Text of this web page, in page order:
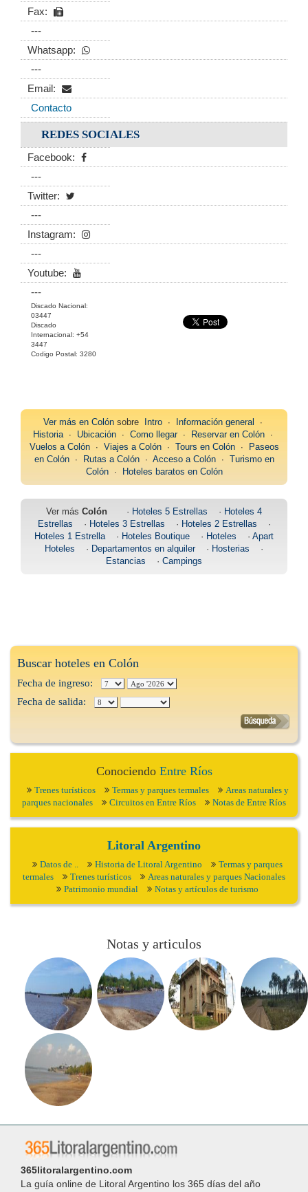
Fax:
---
Whatsapp:
---
Email:
Contacto
REDES SOCIALES
Facebook:
---
Twitter:
---
Instagram:
---
Youtube:
---
Discado Nacional:
03447
Discado
Internacional: +54
3447
Codigo Postal: 3280
Ver más en Colónsobre Intro∙ Información general ∙
Historia∙ Ubicación∙ Como llegar∙ Reservar en Colón∙
Vuelos a Colón∙ Viajes a Colón∙ Tours en Colón∙
Paseos
en Colón∙ Rutas a Colón∙ Acceso a Colón∙ Turismo en
Colón∙ Hoteles baratos en Colón
Ver más Colón · Hoteles 5 Estrellas · Hoteles 4
Estrellas · Hoteles 3 Estrellas · Hoteles 2 Estrellas ·
Hoteles 1 Estrella· Hoteles Boutique · Hoteles · Apart
Hoteles · Departamentos en alquiler· Hosterias ·
Estancias · Campings
Buscar hoteles en Colón
Fecha de ingreso:
Fecha de salida:
Conociendo Entre Ríos
Trenes turísticos Termas y parques termales
Areas naturales y
parques nacionales
Circuitos en Entre Ríos Notas de Entre Ríos
Litoral Argentino
Datos de .. Historia de Litoral Argentino
Termas y parques
termales
Trenes turísticos
Areas naturales y parques Nacionales
Patrimonio mundial
Notas y artículos de turismo
Notas y articulos
365litoralargentino.com
La guía online de Litoral Argentino los 365 días del año